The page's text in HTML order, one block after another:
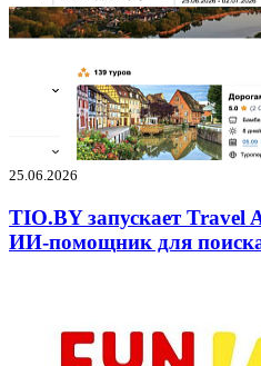
25.06.2026
TIO.BY запускает Travel
ИИ-помощник для